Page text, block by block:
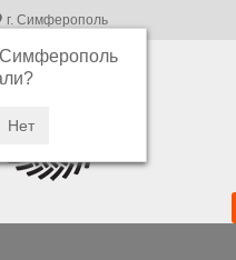
г. Симферополь
Симферополь
загрузкой операторов
свои извинения